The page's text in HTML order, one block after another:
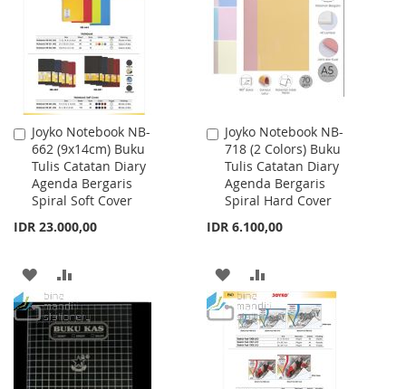
LIST
Joyko Notebook NB-
662 (9x14cm) Buku
Tulis Catatan Diary
Agenda Bergaris
Spiral Soft Cover
IDR 23.000,00
Add
to
Cart
ADD
TO
WISH
LIST
TO
COMPARE
Joyko Notebook NB-
718 (2 Colors) Buku
Tulis Catatan Diary
Agenda Bergaris
Spiral Hard Cover
IDR 6.100,00
Add
to
Cart
ADD
TO
WISH
LIST
TO
COMPARE